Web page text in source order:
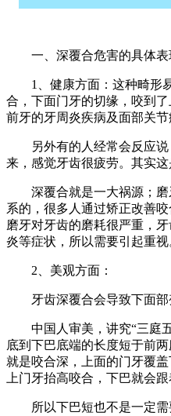
一、深覆合危害的具体表
1、健康方面：这种畸形易
合，下面门牙的切缘，咬到
前牙的牙周炎疾病及面部关节
另外有的人经常会反应说
来，感觉牙齿很疲劳。其实
深覆合就是一大祸源；磨
系的，很多人通过矫正改善
磨牙对牙齿的磨耗很严重，
炎等症状，所以需要引起重视
2、美观方面：
牙齿深覆合会导致下面部
中国人审美，讲究“三庭五
底到下巴底端的长度短于前
就是咬合深，上面的门牙覆
上门牙抬高咬合，下巴就会跟
所以下巴短也不是一定需